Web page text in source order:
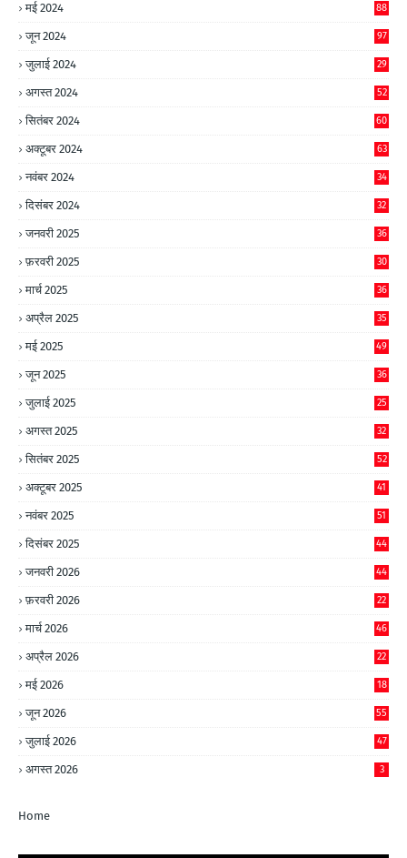
मई 2024 88
जून 2024 97
जुलाई 2024 29
अगस्त 2024 52
सितंबर 2024 60
अक्टूबर 2024 63
नवंबर 2024 34
दिसंबर 2024 32
जनवरी 2025 36
फ़रवरी 2025 30
मार्च 2025 36
अप्रैल 2025 35
मई 2025 49
जून 2025 36
जुलाई 2025 25
अगस्त 2025 32
सितंबर 2025 52
अक्टूबर 2025 41
नवंबर 2025 51
दिसंबर 2025 44
जनवरी 2026 44
फ़रवरी 2026 22
मार्च 2026 46
अप्रैल 2026 22
मई 2026 18
जून 2026 55
जुलाई 2026 47
अगस्त 2026 3
Home